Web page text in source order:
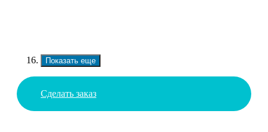
Показать еще
Сделать заказ